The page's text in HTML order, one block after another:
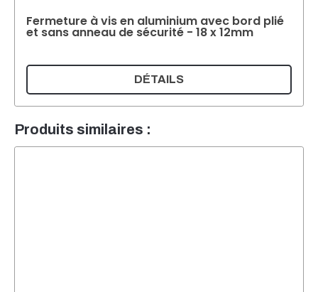
Fermeture à vis en aluminium avec bord plié
et sans anneau de sécurité - 18 x 12mm
DÉTAILS
Produits similaires :